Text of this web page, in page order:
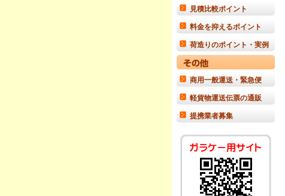
見積比較ポイント
料金を抑えるポイント
荷造りのポイント・実例
商用一般運送・緊急便
軽貨物運送伝票の通販
提携業者募集